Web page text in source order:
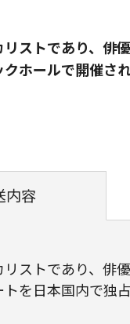
ストであり、俳
クホールで開催さ
内容
ストであり、俳
を日本国内で独